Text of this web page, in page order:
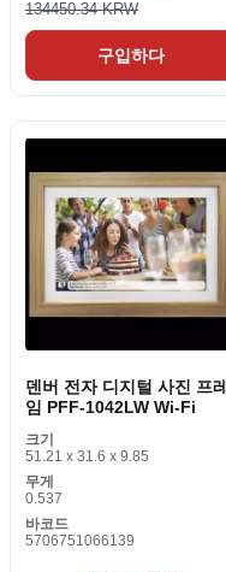
134450.34 KRW
구입하다
덴버 전자 디지털 사진 프레
임 PFF-1042LW Wi-Fi
크기
51.21 x 31.6 x 9.85
무게
0.537
바코드
5706751066139